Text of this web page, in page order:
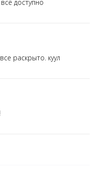
доступно
раскрыто. куул